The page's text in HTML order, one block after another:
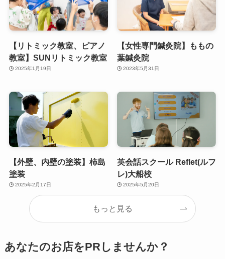
【リトミック教室、ピアノ
教室】SUNリトミック教室
2025年1月19日
【女性専門鍼灸院】ももの
葉鍼灸院
2023年5月31日
【外壁、内壁の塗装】柿島
塗装
2025年2月17日
英会話スクール Reflet(ルフ
レ)大船校
2025年5月20日
もっと見る
あなたのお店をPRしませんか？